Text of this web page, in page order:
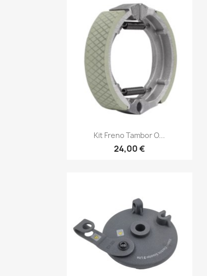
Vista rápida
Kit Freno Tambor O...
24,00 €